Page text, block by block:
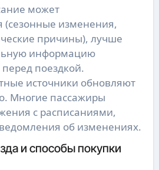
может
(сезонные изменения,
причины), лучше
информацию
поездкой.
источники обновляют
Многие пассажиры
с расписаниями,
об изменениях.
и способы покупки